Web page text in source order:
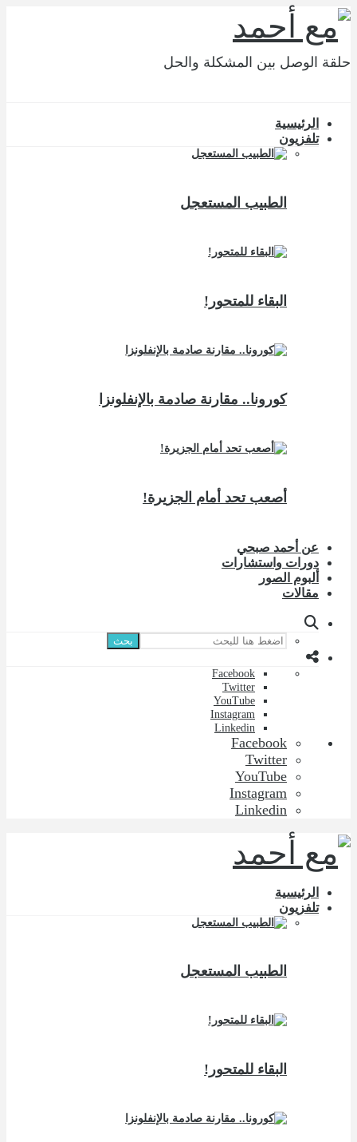
حلقة الوصل بين المشكلة والحل
الرئيسية
تلفزيون
الطبيب المستعجل
البقاء للمتحور!
كورونا.. مقارنة صادمة بالإنفلونزا
أصعب تحد أمام الجزيرة!
عن أحمد صبحي
دورات واستشارات
ألبوم الصور
مقالات
بحث
Facebook
Twitter
YouTube
Instagram
Linkedin
Facebook
Twitter
YouTube
Instagram
Linkedin
الرئيسية
تلفزيون
الطبيب المستعجل
البقاء للمتحور!